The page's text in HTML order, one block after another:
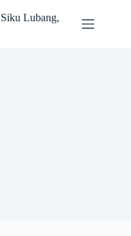
Lubang,